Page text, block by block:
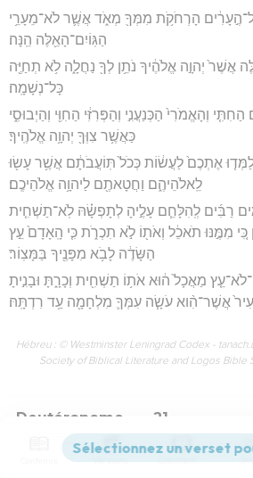
הָרְחֹקֹ֥ת מִמְּךָ֖ מְאֹ֑ד אֲשֶׁ֛ר לֹא־מֵעָרֵ֥י
הַגּֽוֹיִם־הָאֵ֖לֶּה הֵֽנָּה׃
אֲשֶׁר֙ יְהוָ֣ה אֱלֹהֶ֔יךָ נֹתֵ֥ן לְךָ֖ נַחֲלָ֑ה לֹ֥א תְחַיֶּ֖ה
כָּל־נְשָׁמָֽה׃
וְהָאֱמֹרִי֙ הַכְּנַעֲנִ֣י וְהַפְּרִזִּ֔י הַחִוִּ֖י וְהַיְבוּסִ֑י
כַּאֲשֶׁ֥ר צִוְּךָ֖ יְהוָ֥ה אֱלֹהֶֽיךָ׃
אֶתְכֶם֙ לַעֲשׂ֔וֹת כְּכֹל֙ תּֽוֹעֲבֹתָ֔ם אֲשֶׁ֥ר עָשׂ֖וּ
לֵֽאלֹהֵיהֶ֑ם וַחֲטָאתֶ֖ם לַיהוָ֥ה אֱלֹהֵיכֶֽם׃
רַבִּ֜ים לְֽהִלָּחֵ֧ם עָלֶ֣יהָ לְתָפְשָׂ֗הּ לֹֽא־תַשְׁחִ֤ית
כִּ֚י מִמֶּ֣נּוּ תֹאכֵ֔ל וְאֹת֖וֹ לֹ֣א תִכְרֹ֑ת כִּ֤י הָֽאָדָם֙ עֵ֣ץ
הַשָּׂדֶ֔ה לָבֹ֥א מִפָּנֶ֖יךָ בַּמָּצֽוֹר׃
מַאֲכָל֙ ה֔וּא אֹת֥וֹ תַשְׁחִ֖ית וְכָרָ֑תָּ וּבָנִ֣יתָ
אֲשֶׁר־הִ֨וא עֹשָׂ֧ה עִמְּךָ֛ מִלְחָמָ֖ה עַ֥ד רִדְתָּֽהּ׃
Hébreu : © Westminster Leningrad Codex -
Society of Biblical Literature and Logos Bible
Deutéronome 21
Versions Commentaires